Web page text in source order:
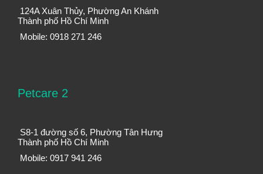
124A Xuân Thủy, Phường An Khánh
Thành phố Hồ Chí Minh
Mobile: 0918 271 246
Petcare 2
S8-1 đường số 6, Phường Tân Hưng
Thành phố Hồ Chí Minh
Mobile: 0917 941 246